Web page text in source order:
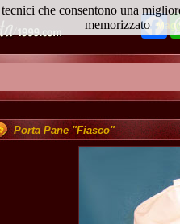
Porta Pane "Fiasco"
che consentono una
memorizzato